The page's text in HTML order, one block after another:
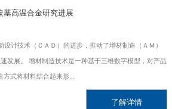
基高温合金研究进展
设计技术（ＣＡＤ）的进步，推动了增材制造（ＡＭ）
速发展。 增材制造技术是一种基于三维数字模型，对产品
式将材料结合起来形...
了解详情